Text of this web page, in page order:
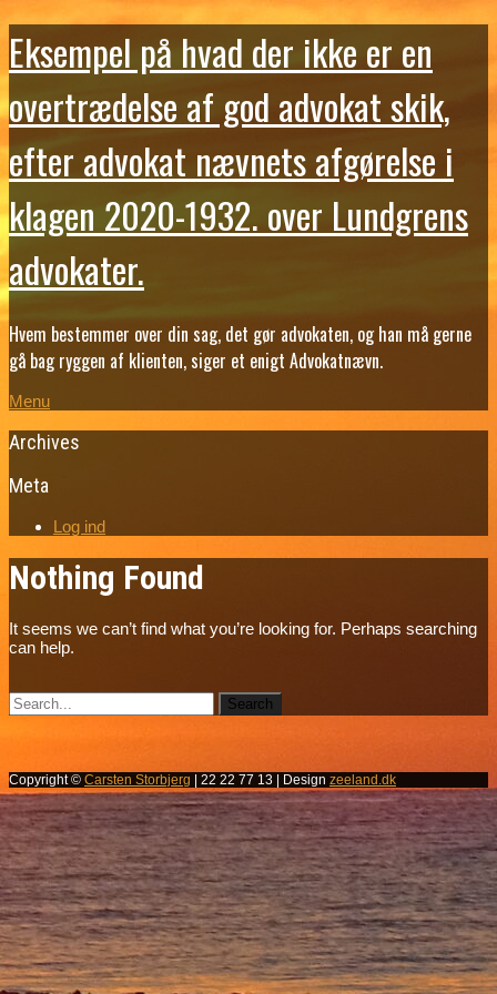
Eksempel på hvad der ikke er en
overtrædelse af god advokat skik,
efter advokat nævnets afgørelse i
klagen 2020-1932. over Lundgrens
advokater.
Hvem bestemmer over din sag, det gør advokaten, og han må gerne
gå bag ryggen af klienten, siger et enigt Advokatnævn.
Menu
Archives
Meta
Log ind
Nothing Found
It seems we can’t find what you’re looking for. Perhaps searching
can help.
Copyright © Carsten Storbjerg | 22 22 77 13 | Design zeeland.dk